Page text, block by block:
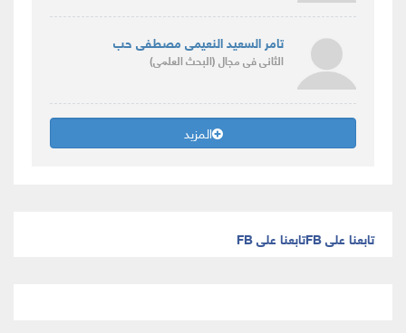
تامر السعيد النعيمى مصطفى حب
الثانىفى مجال(البحث العلمى)
المزيد
تابعنا على FB تابعنا على FB